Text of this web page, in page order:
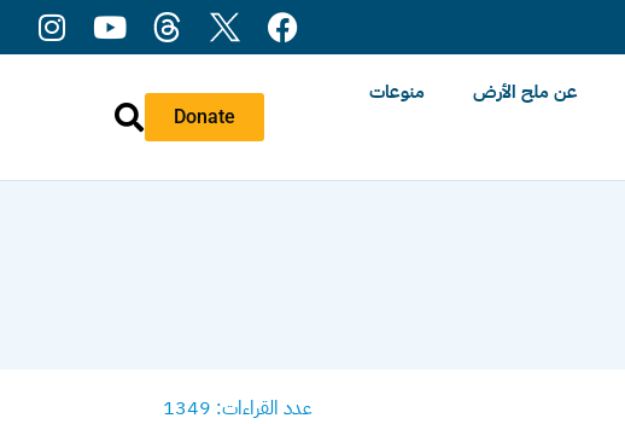
Donate
عن ملح الأرض
منوعات
عدد القراءات: 1349